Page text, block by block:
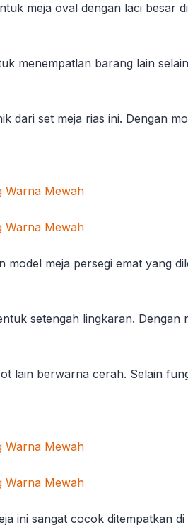
meja oval dengan laci besar
menempatlan barang lain
set meja rias ini. Dengan
meja persegi emat yang
setengah lingkaran.
berwarna cerah. Selain
ini sangat cocok ditempatkan